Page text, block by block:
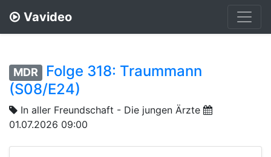
Vavideo
MDR
Folge 318: Traummann
(S08/E24)
In aller Freundschaft - Die jungen Ärzte
01.07.2026 09:00